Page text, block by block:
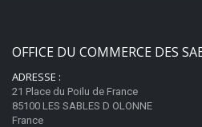
OFFICE DU COMMERCE DES
ADRESSE :
21 Place du Poilu de France
85100 LES SABLES D OLONNE
France